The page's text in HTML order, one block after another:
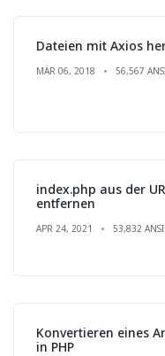
Dateien mit Axios
MÄR 06, 2018 56,567
index.php aus der
entfernen
APR 24, 2021 53,832
Konvertieren eines
in PHP